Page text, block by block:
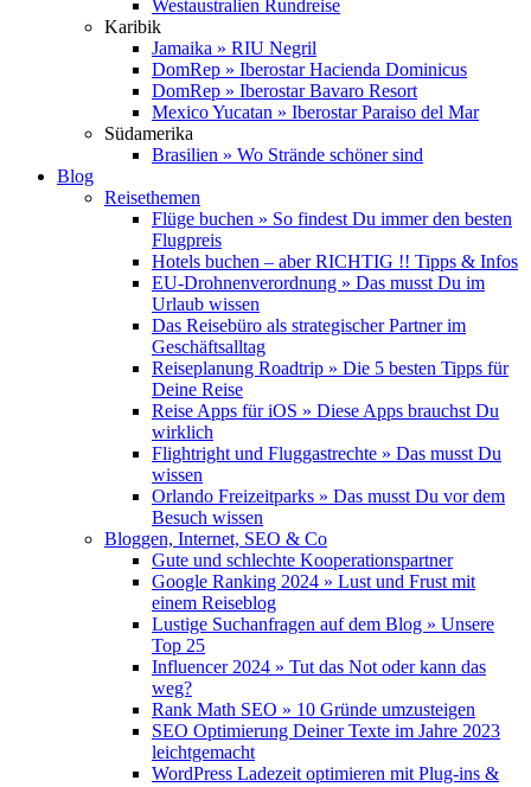
Westaustralien Rundreise
Karibik
Jamaika » RIU Negril
DomRep » Iberostar Hacienda Dominicus
DomRep » Iberostar Bavaro Resort
Mexico Yucatan » Iberostar Paraiso del Mar
Südamerika
Brasilien » Wo Strände schöner sind
Blog
Reisethemen
Flüge buchen » So findest Du immer den besten
Flugpreis
Hotels buchen – aber RICHTIG !! Tipps & Infos
EU-Drohnenverordnung » Das musst Du im
Urlaub wissen
Das Reisebüro als strategischer Partner im
Geschäftsalltag
Reiseplanung Roadtrip » Die 5 besten Tipps für
Deine Reise
Reise Apps für iOS » Diese Apps brauchst Du
wirklich
Flightright und Fluggastrechte » Das musst Du
wissen
Orlando Freizeitparks » Das musst Du vor dem
Besuch wissen
Bloggen, Internet, SEO & Co
Gute und schlechte Kooperationspartner
Google Ranking 2024 » Lust und Frust mit
einem Reiseblog
Lustige Suchanfragen auf dem Blog » Unsere
Top 25
Influencer 2024 » Tut das Not oder kann das
weg?
Rank Math SEO » 10 Gründe umzusteigen
SEO Optimierung Deiner Texte im Jahre 2023
leichtgemacht
WordPress Ladezeit optimieren mit Plug-ins &